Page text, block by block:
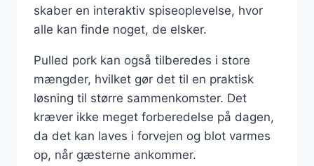
skaber en interaktiv spiseoplevelse, hvor
alle kan finde noget, de elsker.
Pulled pork kan også tilberedes i store
mængder, hvilket gør det til en praktisk
løsning til større sammenkomster. Det
kræver ikke meget forberedelse på dagen,
da det kan laves i forvejen og blot varmes
op, når gæsterne ankommer.